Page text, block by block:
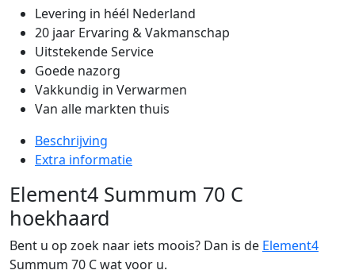
Levering in héél Nederland
20 jaar Ervaring & Vakmanschap
Uitstekende Service
Goede nazorg
Vakkundig in Verwarmen
Van alle markten thuis
Beschrijving
Extra informatie
Element4 Summum 70 C
hoekhaard
Bent u op zoek naar iets moois? Dan is de Element4
Summum 70 C wat voor u.